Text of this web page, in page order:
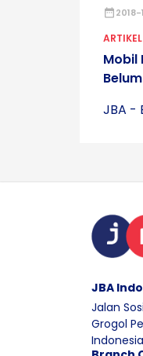
date_range2018-
ARTIKEL
Mobil
JBA -
JBA
Jalan
Grogol
Indonesia